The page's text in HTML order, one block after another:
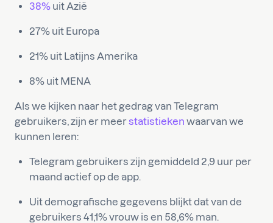
38% uit Azië
27% uit Europa
21% uit Latijns Amerika
8% uit MENA
Als we kijken naar het gedrag van Telegram
gebruikers, zijn er meerstatistieken waarvan we
kunnen leren:
Telegram gebruikers zijn gemiddeld 2,9 uur per
maand actief op de app.
Uit demografische gegevens blijkt dat van de
gebruikers 41,1% vrouw is en 58,6% man.